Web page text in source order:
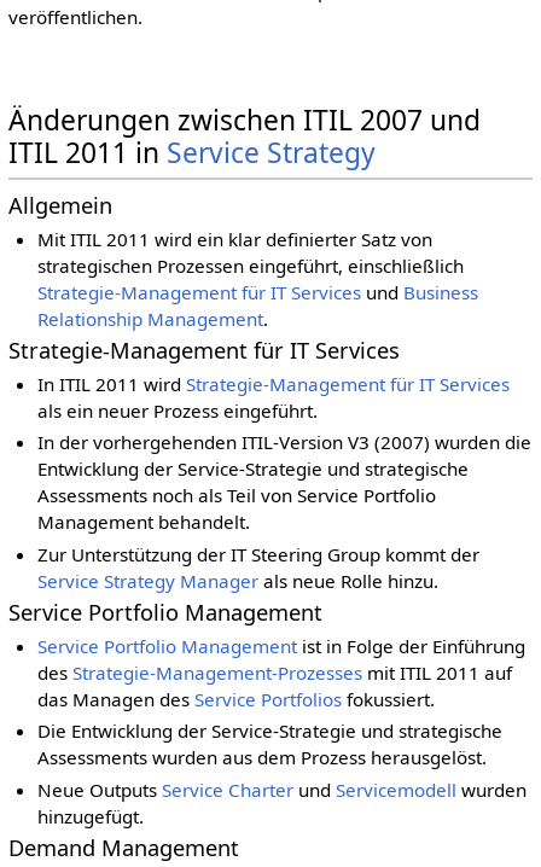
veröffentlichen.
Änderungen zwischen ITIL 2007 und
ITIL 2011 in Service Strategy
Allgemein
Mit ITIL 2011 wird ein klar definierter Satz von
strategischen Prozessen eingeführt, einschließlich
Strategie-Management für IT Services und Business
Relationship Management.
Strategie-Management für IT Services
In ITIL 2011 wirdStrategie-Management für IT Services
als ein neuer Prozess eingeführt.
In der vorhergehenden ITIL-Version V3 (2007) wurden die
Entwicklung der Service-Strategie und strategische
Assessments noch als Teil von Service Portfolio
Management behandelt.
Zur Unterstützung der IT Steering Group kommt der
Service Strategy Manager als neue Rolle hinzu.
Service Portfolio Management
Service Portfolio Management ist in Folge der Einführung
desStrategie-Management-Prozesses mit ITIL 2011 auf
das Managen desService Portfolios fokussiert.
Die Entwicklung der Service-Strategie und strategische
Assessments wurden aus dem Prozess herausgelöst.
Neue OutputsService Charter undServicemodell wurden
hinzugefügt.
Demand Management